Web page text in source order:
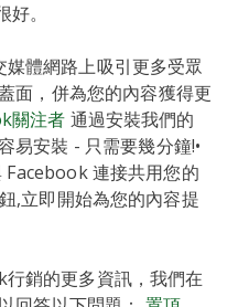
好。
體網路上吸引更多受眾
面，併為您的內容獲得更
關注者 通過安裝我們的
易安裝 - 只需要幾分鐘!•
Facebook 連接共用您的
,立即開始為您的內容提
銷的更多資訊，我們在